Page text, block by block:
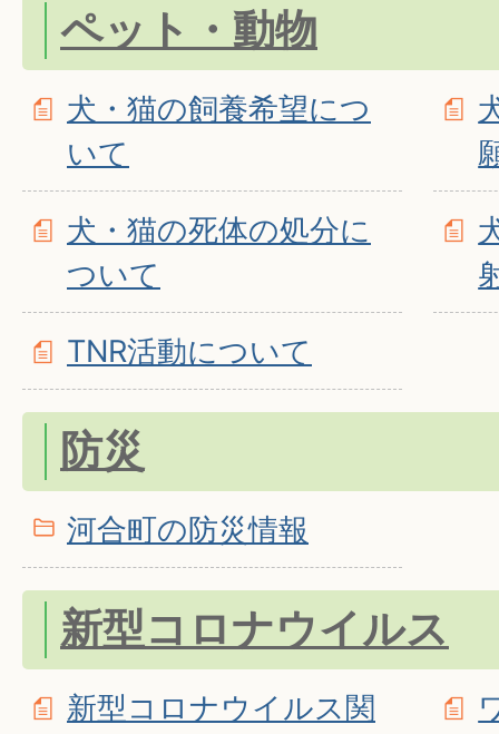
ペット・動物
犬・猫の飼養希望につ
いて
犬・猫の死体の処分に
ついて
TNR活動について
防災
河合町の防災情報
新型コロナウイルス
新型コロナウイルス関